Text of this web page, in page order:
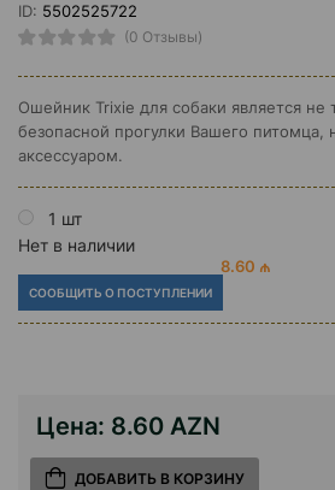
ID: 5502525722
(0 Отзывы)
Ошейник Trixie для собаки является не
безопасной прогулки Вашего питомца,
аксессуаром.
1 шт
Нет в наличии
8.60 ₼
СООБЩИТЬ О ПОСТУПЛЕНИИ
Цена: 8.60 AZN
ДОБАВИТЬ В КОРЗИНУ